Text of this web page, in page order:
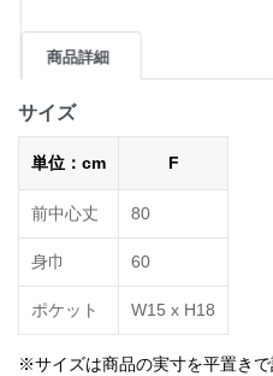
商品詳細
サイズ
単位：cm F
前中心丈 80
身巾 60
ポケット W15 х H18
※サイズは商品の実寸を平置きで